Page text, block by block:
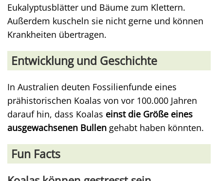
Eukalyptusblätter und Bäume zum Klettern.
Außerdem kuscheln sie nicht gerne und können
Krankheiten übertragen.
Entwicklung und Geschichte
In Australien deuten Fossilienfunde eines
prähistorischen Koalas von vor 100.000 Jahren
darauf hin, dass Koalas einst die Größe eines
ausgewachsenen Bullen gehabt haben könnten.
Fun Facts